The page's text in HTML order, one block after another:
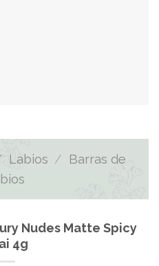
Labios /
Barras de
Nudes Matte Spicy
4g